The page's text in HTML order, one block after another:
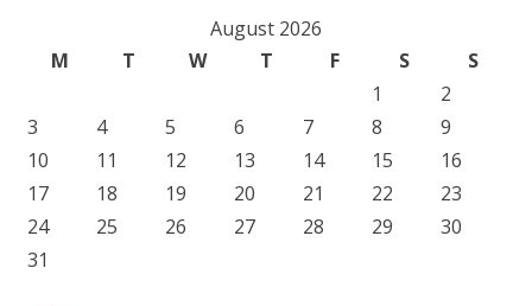
August 2026
M
T W T F S
S
1
2
3
4 5 6 7 8
9
10
11 12 13 14 15
16
17
18 19 20 21 22
23
24
25 26 27 28 29
30
31